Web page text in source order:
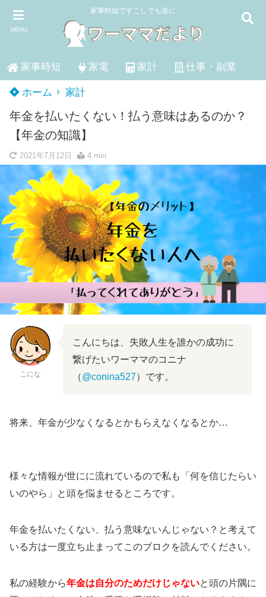
MENU
家事時短ですこしでも楽に
家事時短 家電 家計 仕事・副業
ホーム 家計
年金を払いたくない！払う意味はあるのか？
【年金の知識】
2021年7月12日 4 min
こにな
こんにちは、失敗人生を誰かの成功に
繋げたいワーママのコニナ
（@conina527）です。
将来、年金が少なくなるとかもらえなくなるとか…
様々な情報が世にに流れているので私も「何を信じたらい
いのやら」と頭を悩ませるところです。
年金を払いたくない、払う意味ないんじゃない？と考えて
いる方は一度立ち止まってこのブロクを読んでください。
私の経験から年金は自分のためだけじゃないと頭の片隅に